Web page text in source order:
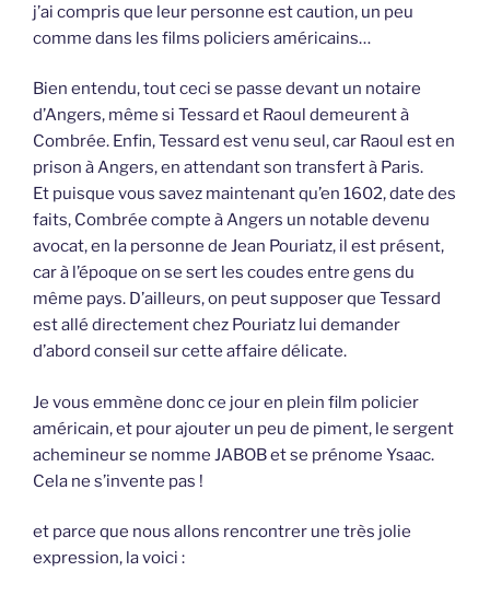
j’ai compris que leur personne est caution, un peu
comme dans les films policiers américains…
Bien entendu, tout ceci se passe devant un notaire
d’Angers, même si Tessard et Raoul demeurent à
Combrée. Enfin, Tessard est venu seul, car Raoul est en
prison à Angers, en attendant son transfert à Paris.
Et puisque vous savez maintenant qu’en 1602, date des
faits, Combrée compte à Angers un notable devenu
avocat, en la personne de Jean Pouriatz, il est présent,
car à l’époque on se sert les coudes entre gens du
même pays. D’ailleurs, on peut supposer que Tessard
est allé directement chez Pouriatz lui demander
d’abord conseil sur cette affaire délicate.
Je vous emmène donc ce jour en plein film policier
américain, et pour ajouter un peu de piment, le sergent
achemineur se nomme JABOB et se prénome Ysaac.
Cela ne s’invente pas !
et parce que nous allons rencontrer une très jolie
expression, la voici :